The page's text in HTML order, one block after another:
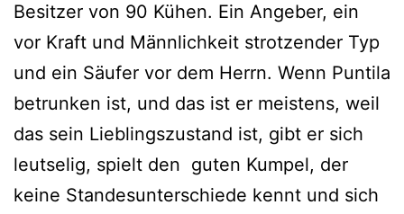
Besitzer von 90 Kühen. Ein Angeber, ein
vor Kraft und Männlichkeit strotzender Typ
und ein Säufer vor dem Herrn. Wenn Puntila
betrunken ist, und das ist er meistens, weil
das sein Lieblingszustand ist, gibt er sich
leutselig, spielt den guten Kumpel, der
keine Standesunterschiede kennt und sich